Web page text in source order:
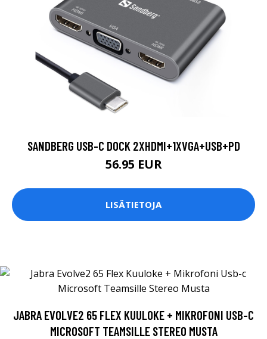
SANDBERG USB-C DOCK 2XHDMI+1XVGA+USB+PD
56.95 EUR
LISÄTIETOJA
JABRA EVOLVE2 65 FLEX KUULOKE + MIKROFONI USB-C
MICROSOFT TEAMSILLE STEREO MUSTA